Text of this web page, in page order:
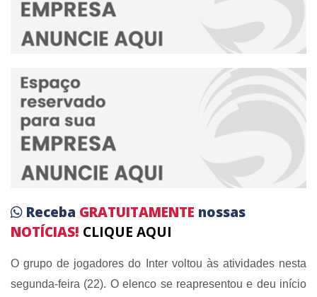
Receba GRATUITAMENTE nossas
NOTÍCIAS! CLIQUE AQUI
O grupo de jogadores do Inter voltou às atividades nesta
segunda-feira (22). O elenco se reapresentou e deu início